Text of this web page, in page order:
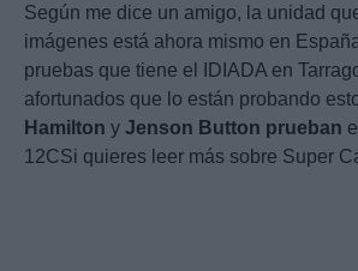
Según me dice un amigo, la unidad
imágenes está ahora mismo en
pruebas que tiene el IDIADA en
afortunados que lo están probando
Hamilton y Jenson Button prueban
12CSi quieres leer más sobre Super